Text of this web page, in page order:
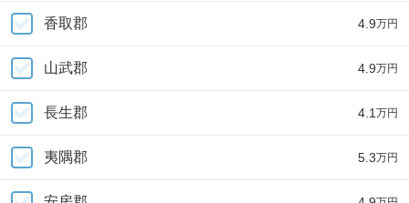
香取郡 4.9万円
山武郡 4.9万円
長生郡 4.1 万円
夷隅郡 5.3万円